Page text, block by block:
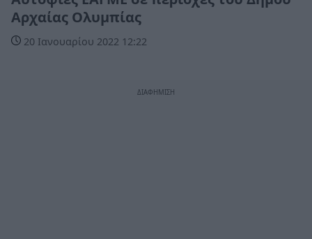
Αρχαίας Ολυμπίας
20 Ιανουαρίου 2022 12:22